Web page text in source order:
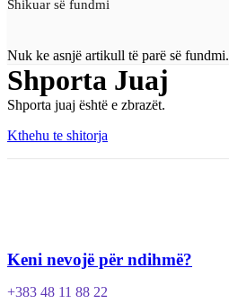
Shikuar së fundmi
Nuk ke asnjë artikull të parë së fundmi.
Shporta Juaj
Shporta juaj është e zbrazët.
Kthehu te shitorja
Keni nevojë për ndihmë?
+383 48 11 88 22